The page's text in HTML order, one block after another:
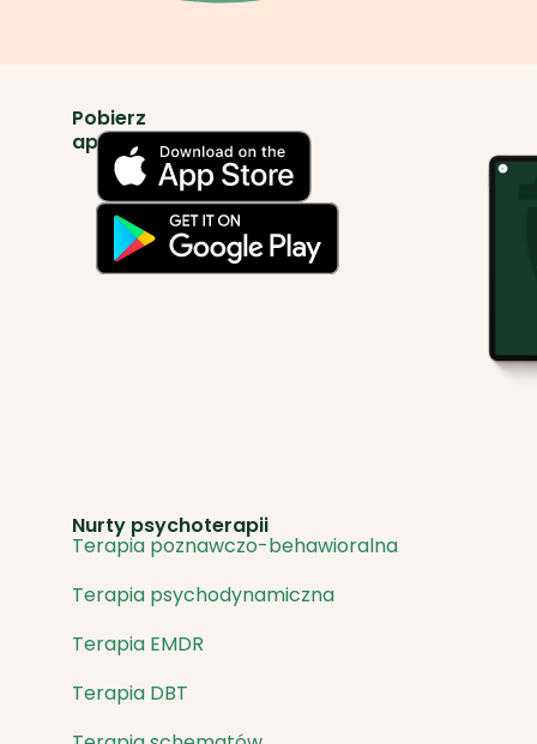
Pobierz
aplikację
Nurty psychoterapii
Terapia poznawczo-behawioralna
Terapia psychodynamiczna
Terapia EMDR
Terapia DBT